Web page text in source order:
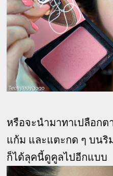
หรือจะนำมาทาเปลือก
แก้ม และแตะกด ๆ บนริ
ก็ได้ลุคนี้ดูคูลไปอีกแบบ